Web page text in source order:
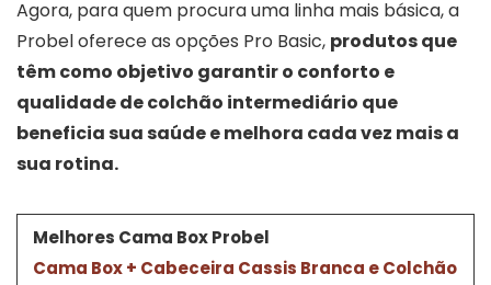
Agora, para quem procura uma linha mais básica, a
Probel oferece as opções Pro Basic, produtos que
têm como objetivo garantir o conforto e
qualidade de colchão intermediário que
beneficia sua saúde e melhora cada vez mais a
sua rotina.
Melhores Cama Box Probel
Cama Box + Cabeceira Cassis Branca e Colchão